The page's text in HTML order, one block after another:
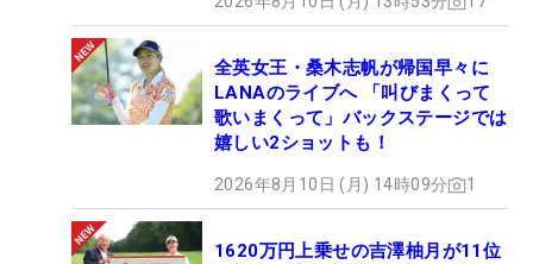
全英女王・桑木志帆が帰国早々に
LANAのライブへ 「叫びまくって
歌いまくって」バックステージでは
嬉しい2ショットも！
2026年8月10日 (月) 14時09分 1
1620万円上乗せの吉澤柚月が11位